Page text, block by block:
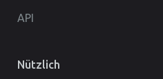
API
Nützlich